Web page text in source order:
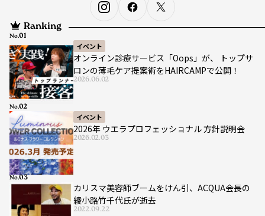
Ranking
イベント
オンライン診療サービス「Oops」が、 トップサ
ロンの薄毛ケア提案術をHAIRCAMPで公開！
2026.06.02
No.
イベント
2026年 ウエラプロフェッショナル 方針説明会
2026.02.03
No.
カリスマ美容師ブームをけん引、ACQUA会長の
綾小路竹千代氏が逝去
2022.09.22
No.